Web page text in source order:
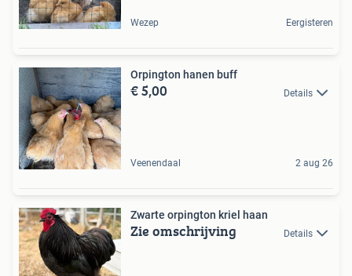
Wezep Eergisteren
Orpington hanen buff
€ 5,00 Details
Veenendaal 2 aug 26
Zwarte orpington kriel haan
Zie omschrijving Details